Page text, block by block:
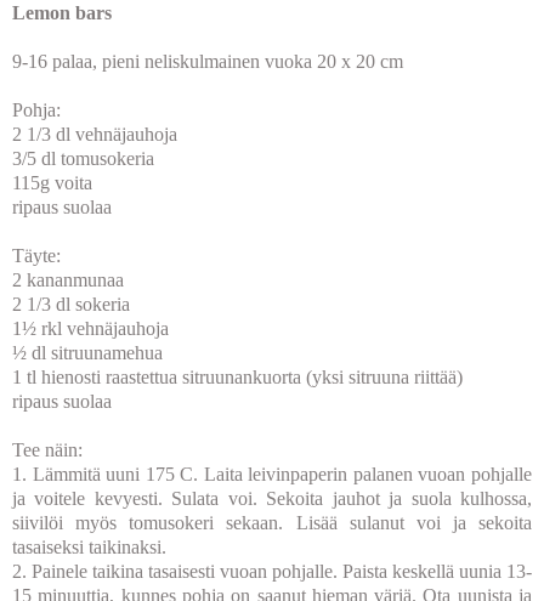
Lemon bars
9-16 palaa, pieni neliskulmainen vuoka 20 x 20 cm
Pohja:
2 1/3 dl vehnäjauhoja
3/5 dl tomusokeria
115g voita
ripaus suolaa
Täyte:
2 kananmunaa
2 1/3 dl sokeria
1½ rkl vehnäjauhoja
½ dl sitruunamehua
1 tl hienosti raastettua sitruunankuorta (yksi sitruuna riittää)
ripaus suolaa
Tee näin:
1. Lämmitä uuni 175 C. Laita leivinpaperin palanen vuoan pohjalle
ja voitele kevyesti. Sulata voi. Sekoita jauhot ja suola kulhossa,
siivilöi myös tomusokeri sekaan. Lisää sulanut voi ja sekoita
tasaiseksi taikinaksi.
2. Painele taikina tasaisesti vuoan pohjalle. Paista keskellä uunia 13-
15 minuuttia, kunnes pohja on saanut hieman väriä. Ota uunista ja